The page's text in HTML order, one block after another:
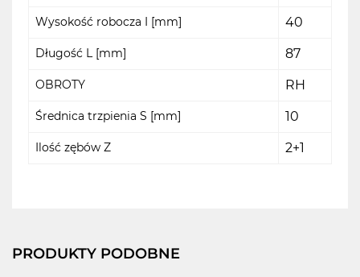
Wysokość robocza I [mm] 40
Długość L [mm] 87
OBROTY RH
Średnica trzpienia S [mm] 10
Ilość zębów Z 2+1
PRODUKTY PODOBNE